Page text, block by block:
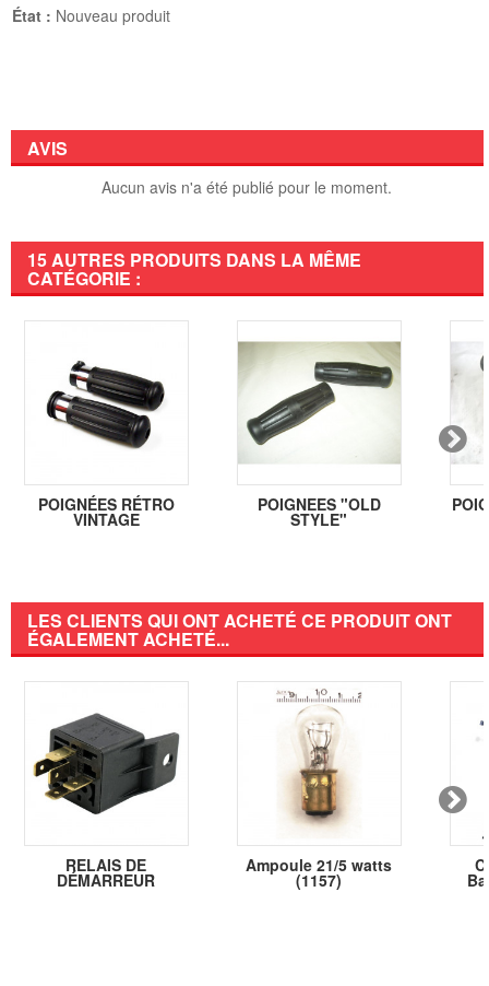
État : Nouveau produit
AVIS
Aucun avis n'a été publié pour le moment.
15 AUTRES PRODUITS DANS LA MÊME
CATÉGORIE :
POIGNÉES RÉTRO
VINTAGE
POIGNEES "OLD
STYLE"
LES CLIENTS QUI ONT ACHETÉ CE PRODUIT ONT
ÉGALEMENT ACHETÉ...
RELAIS DE
DÉMARREUR
Ampoule 21/5 watts
(1157)